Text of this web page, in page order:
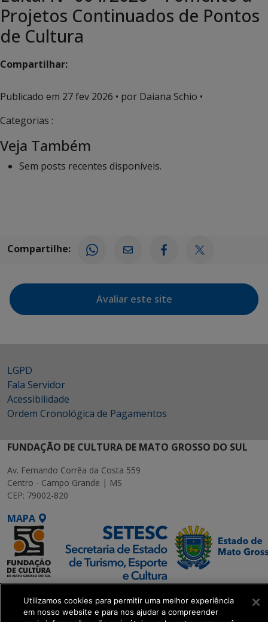
Projetos Continuados de Pontos
de Cultura
Compartilhar:
Publicado em 27 fev 2026 • por Daiana Schio •
Categorias :
Veja Também
Sem posts recentes disponíveis.
Compartilhe:
Avaliar este site
LGPD
Fala Servidor
Acessibilidade
Ordem Cronológica de Pagamentos
FUNDAÇÃO DE CULTURA DE MATO GROSSO DO SUL
Av. Fernando Corrêa da Costa 559
Centro - Campo Grande | MS
CEP: 79002-820
MAPA
SETDIG | Secretaria-
Executiva de
Utilizamos cookies para permitir uma melhor experiência
em nosso website e para nos ajudar a compreender